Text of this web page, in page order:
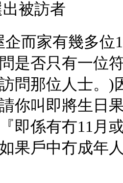
被訪者
企而家有幾多
是否只有一位
問那位人士。)
你叫即將生日
即係有冇11月
果戶中冇成年